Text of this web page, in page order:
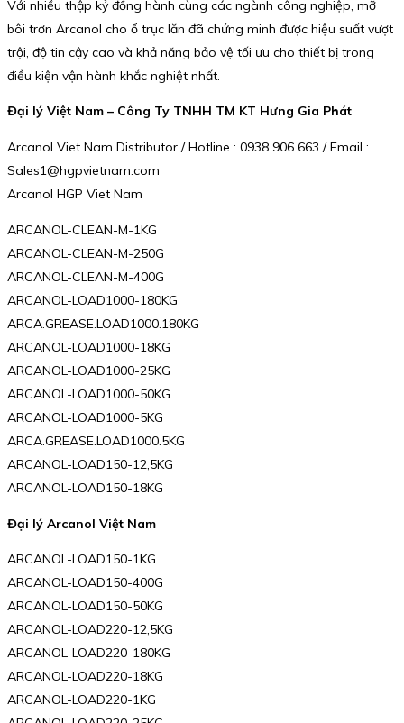
Với nhiều thập kỷ đồng hành cùng các ngành công nghiệp, mỡ
bôi trơn Arcanol cho ổ trục lăn đã chứng minh được hiệu suất vượt
trội, độ tin cậy cao và khả năng bảo vệ tối ưu cho thiết bị trong
điều kiện vận hành khắc nghiệt nhất.
Đại lý Việt Nam – Công Ty TNHH TM KT Hưng Gia Phát
Arcanol Viet Nam Distributor / Hotline : 0938 906 663 / Email :
Sales1@hgpvietnam.com
Arcanol HGP Viet Nam
ARCANOL-CLEAN-M-1KG
ARCANOL-CLEAN-M-250G
ARCANOL-CLEAN-M-400G
ARCANOL-LOAD1000-180KG
ARCA.GREASE.LOAD1000.180KG
ARCANOL-LOAD1000-18KG
ARCANOL-LOAD1000-25KG
ARCANOL-LOAD1000-50KG
ARCANOL-LOAD1000-5KG
ARCA.GREASE.LOAD1000.5KG
ARCANOL-LOAD150-12,5KG
ARCANOL-LOAD150-18KG
Đại lý Arcanol Việt Nam
ARCANOL-LOAD150-1KG
ARCANOL-LOAD150-400G
ARCANOL-LOAD150-50KG
ARCANOL-LOAD220-12,5KG
ARCANOL-LOAD220-180KG
ARCANOL-LOAD220-18KG
ARCANOL-LOAD220-1KG